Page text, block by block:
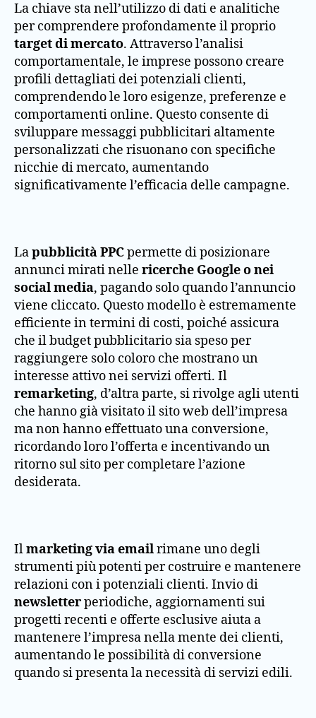
La chiave sta nell’utilizzo di dati e analitiche
per comprendere profondamente il proprio
target di mercato. Attraverso l’analisi
comportamentale, le imprese possono creare
profili dettagliati dei potenziali clienti,
comprendendo le loro esigenze, preferenze e
comportamenti online. Questo consente di
sviluppare messaggi pubblicitari altamente
personalizzati che risuonano con specifiche
nicchie di mercato, aumentando
significativamente l’efficacia delle campagne.
Lapubblicità PPCpermette di posizionare
annunci mirati nelle ricerche Google o nei
social media, pagando solo quando l’annuncio
viene cliccato. Questo modello è estremamente
efficiente in termini di costi, poiché assicura
che il budget pubblicitario sia speso per
raggiungere solo coloro che mostrano un
interesse attivo nei servizi offerti. Il
remarketing, d’altra parte, si rivolge agli utenti
che hanno già visitato il sito web dell’impresa
ma non hanno effettuato una conversione,
ricordando loro l’offerta e incentivando un
ritorno sul sito per completare l’azione
desiderata.
Ilmarketing via emailrimane uno degli
strumenti più potenti per costruire e mantenere
relazioni con i potenziali clienti. Invio di
newsletterperiodiche, aggiornamenti sui
progetti recenti e offerte esclusive aiuta a
mantenere l’impresa nella mente dei clienti,
aumentando le possibilità di conversione
quando si presenta la necessità di servizi edili.